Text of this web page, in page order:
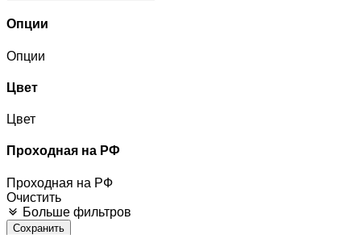
Опции
Опции
Цвет
Цвет
Проходная на РФ
Проходная на РФ
Очистить
Больше фильтров
Сохранить